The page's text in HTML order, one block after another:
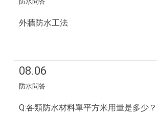
外牆防水工法
08.06
防水問答
Q:各類防水材料單平方米用量是多少？